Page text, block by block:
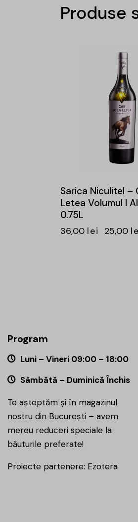
Produse
Sarica Niculitel –
Letea Volumul I
0.75L
36,00 lei 25,00
Program
Luni – Vineri 09:00 – 18:00
Sâmbătă – Duminică Închis
Te așteptăm și în magazinul
nostru din București – avem
mereu reduceri speciale la
băuturile preferate!
Proiecte partenere: Ezotera